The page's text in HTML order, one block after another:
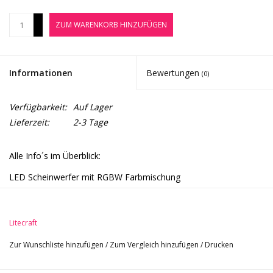
Jobbörse
Marken
ZUM WARENKORB HINZUFÜGEN
Informationen Bewertungen (0)
Verfügbarkeit: Auf Lager
Lieferzeit:
2-3 Tage
Alle Info´s im Überblick:
LED Scheinwerfer mit RGBW Farbmischung
Abstrahlwinkel: 10° (Frostfilter 25° inklusive)
Ansteuerung: DMX (2/3/4/5/10 Kanäle), Master/Slave,
Litecraft
Zur Wunschliste hinzufügen / Zum Vergleich hinzufügen / Drucken